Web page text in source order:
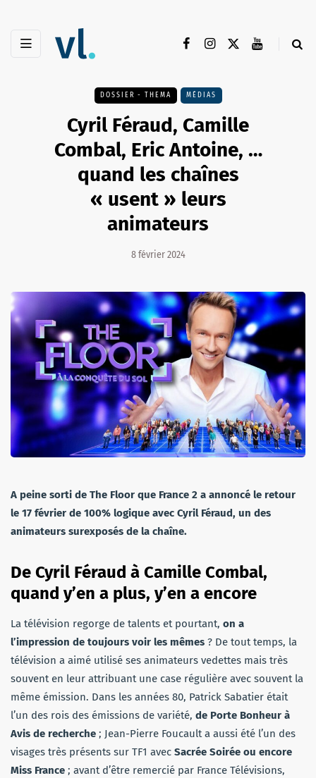
DOSSIER - THEMA MÉDIAS
Cyril Féraud, Camille
Combal, Eric Antoine, …
quand les chaînes
« usent » leurs
animateurs
8 février 2024
A peine sorti de The Floor que France 2 a annoncé le retour
le 17 février de 100% logique avec Cyril Féraud, un des
animateurs surexposés de la chaîne.
De Cyril Féraud à Camille Combal,
quand y’en a plus, y’en a encore
La télévision regorge de talents et pourtant, on a
l’impression de toujours voir les mêmes ? De tout temps, la
télévision a aimé utilisé ses animateurs vedettes mais très
souvent en leur attribuant une case régulière avec souvent la
même émission. Dans les années 80, Patrick Sabatier était
l’un des rois des émissions de variété, de Porte Bonheur à
Avis de recherche ; Jean-Pierre Foucault a aussi été l’un des
visages très présents sur TF1 avec Sacrée Soirée ou encore
Miss France ; avant d’être remercié par France Télévisions,